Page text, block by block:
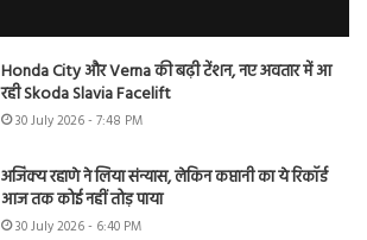
Honda City और Verna की बढ़ी टेंशन, नए अवतार में आ
रही Skoda Slavia Facelift
30 July 2026 - 7:48 PM
अजिंक्य रहाणे ने लिया संन्यास, लेकिन कप्तानी का ये रिकॉर्ड
आज तक कोई नहीं तोड़ पाया
30 July 2026 - 6:40 PM